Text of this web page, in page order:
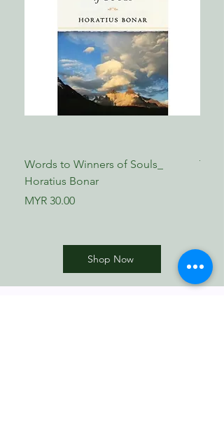
Words to Winners of Souls_
Horatius Bonar
Price
MYR 30.00
The
Shop Now